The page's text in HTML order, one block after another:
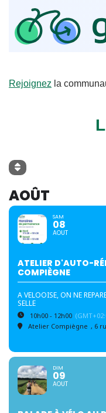
Rejoignez la
AOÛT
SAM
08
AOUT
ATELIER D'AUTO-
COMPIÈGNE
A VELOOISE, ON NE
SELLE
10h00 - 12h00
Atelier Compiègne , 6
DIM
09
AOUT